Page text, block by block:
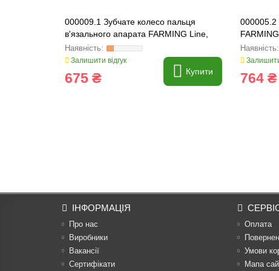
000009.1 Зубчате колесо пальця
в'язального апарата FARMING Line,
000009
Залишити відгук
675 ₴ Купити
Залишити
764 ₴
ІНФОРМАЦІЯ
Про нас
Виробники
Вакансії
Сертифікати
Оплата
Умови
Мапа